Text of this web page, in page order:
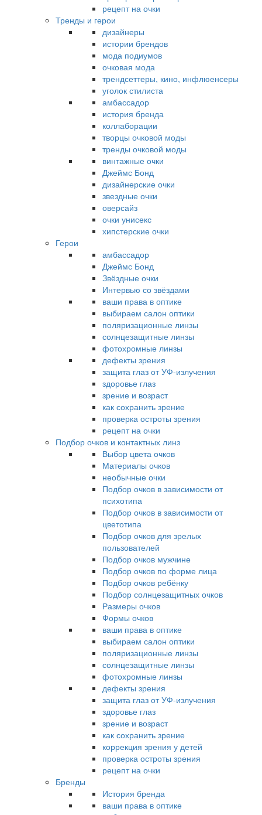
рецепт на очки
Тренды и герои
дизайнеры
истории брендов
мода подиумов
очковая мода
трендсеттеры, кино, инфлюенсеры
уголок стилиста
амбассадор
история бренда
коллаборации
творцы очковой моды
тренды очковой моды
винтажные очки
Джеймс Бонд
дизайнерские очки
звездные очки
оверсайз
очки унисекс
хипстерские очки
Герои
амбассадор
Джеймс Бонд
Звёздные очки
Интервью со звёздами
ваши права в оптике
выбираем салон оптики
поляризационные линзы
солнцезащитные линзы
фотохромные линзы
дефекты зрения
защита глаз от УФ-излучения
здоровье глаз
зрение и возраст
как сохранить зрение
проверка остроты зрения
рецепт на очки
Подбор очков и контактных линз
Выбор цвета очков
Материалы очков
необычные очки
Подбор очков в зависимости от
психотипа
Подбор очков в зависимости от
цветотипа
Подбор очков для зрелых
пользователей
Подбор очков мужчине
Подбор очков по форме лица
Подбор очков ребёнку
Подбор солнцезащитных очков
Размеры очков
Формы очков
ваши права в оптике
выбираем салон оптики
поляризационные линзы
солнцезащитные линзы
фотохромные линзы
дефекты зрения
защита глаз от УФ-излучения
здоровье глаз
зрение и возраст
как сохранить зрение
коррекция зрения у детей
проверка остроты зрения
рецепт на очки
Бренды
История бренда
ваши права в оптике